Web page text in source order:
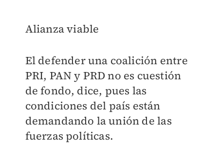
Alianza viable
El defender una coalición entre
PRI, PAN y PRD no es cuestión
de fondo, dice, pues las
condiciones del país están
demandando la unión de las
fuerzas políticas.